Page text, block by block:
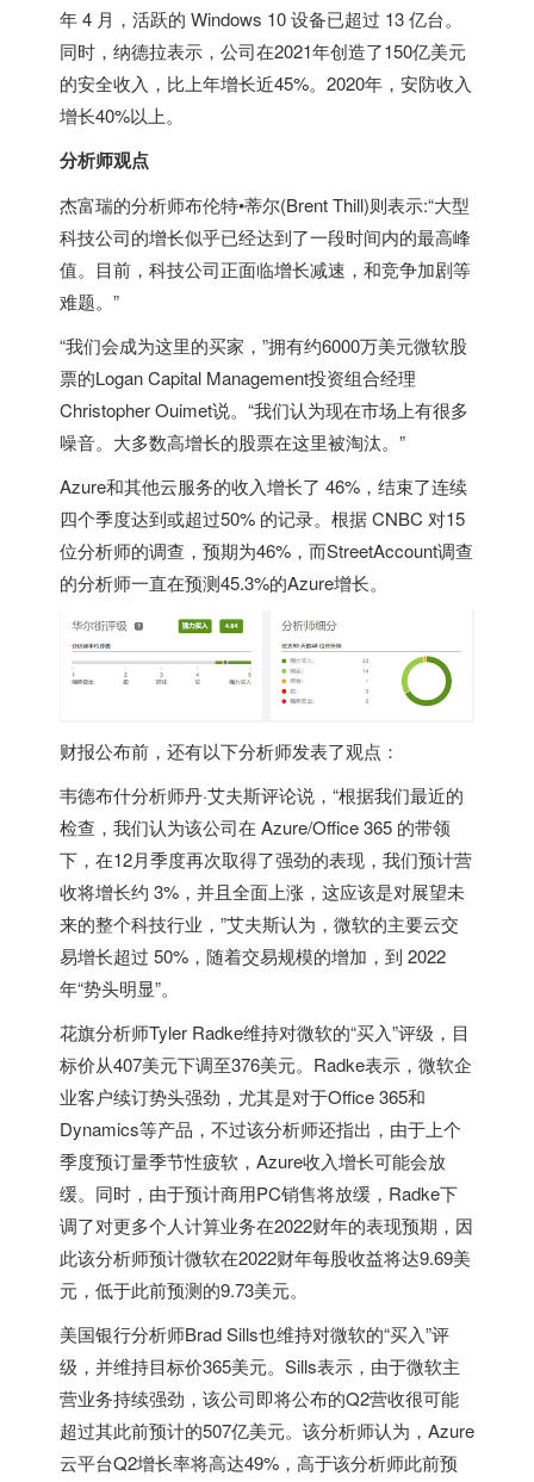
年 4 月，活跃的 Windows 10 设备已超过 13 亿台。
同时，纳德拉表示，公司在2021年创造了150亿美元
的安全收入，比上年增长近45%。2020年，安防收入
增长40%以上。
分析师观点
杰富瑞的分析师布伦特•蒂尔(Brent Thill)则表示:“大型
科技公司的增长似乎已经达到了一段时间内的最高峰
值。目前，科技公司正面临增长减速，和竞争加剧等
难题。”
“我们会成为这里的买家，”拥有约6000万美元微软股
票的Logan Capital Management投资组合经理
Christopher Ouimet说。“我们认为现在市场上有很多
噪音。大多数高增长的股票在这里被淘汰。”
Azure和其他云服务的收入增长了 46%，结束了连续
四个季度达到或超过50% 的记录。根据 CNBC 对15
位分析师的调查，预期为46%，而StreetAccount调查
的分析师一直在预测45.3%的Azure增长。
财报公布前，还有以下分析师发表了观点：
韦德布什分析师丹·艾夫斯评论说，“根据我们最近的
检查，我们认为该公司在 Azure/Office 365 的带领
下，在12月季度再次取得了强劲的表现，我们预计营
收将增长约 3%，并且全面上涨，这应该是对展望未
来的整个科技行业，”艾夫斯认为，微软的主要云交
易增长超过 50%，随着交易规模的增加，到 2022
年“势头明显”。
花旗分析师Tyler Radke维持对微软的“买入”评级，目
标价从407美元下调至376美元。Radke表示，微软企
业客户续订势头强劲，尤其是对于Office 365和
Dynamics等产品，不过该分析师还指出，由于上个
季度预订量季节性疲软，Azure收入增长可能会放
缓。同时，由于预计商用PC销售将放缓，Radke下
调了对更多个人计算业务在2022财年的表现预期，因
此该分析师预计微软在2022财年每股收益将达9.69美
元，低于此前预测的9.73美元。
美国银行分析师Brad Sills也维持对微软的“买入”评
级，并维持目标价365美元。Sills表示，由于微软主
营业务持续强劲，该公司即将公布的Q2营收很可能
超过其此前预计的507亿美元。该分析师认为，Azure
云平台Q2增长率将高达49%，高于该分析师此前预